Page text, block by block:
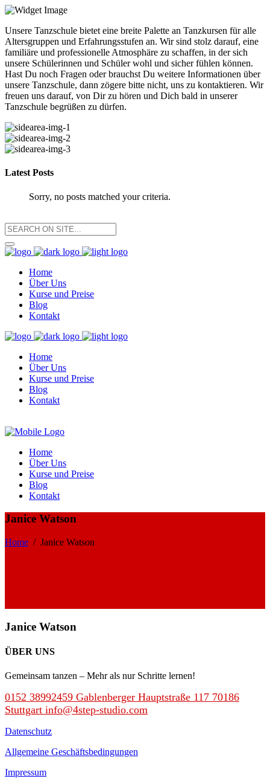
Unsere Tanzschule bietet eine breite Palette an Tanzkursen für alle
Altersgruppen und Erfahrungsstufen an. Wir sind stolz darauf, eine
familiäre und professionelle Atmosphäre zu schaffen, in der sich
unsere Schülerinnen und Schüler wohl und sicher fühlen können.
Hast Du noch Fragen oder brauchst Du weitere Informationen über
unsere Tanzschule, dann zögere bitte nicht, uns zu kontaktieren. Wir
freuen uns darauf, von Dir zu hören und Dich bald in unserer
Tanzschule begrüßen zu dürfen.
Latest Posts
Sorry, no posts matched your criteria.
Home
Über Uns
Kurse und Preise
Blog
Kontakt
Home
Über Uns
Kurse und Preise
Blog
Kontakt
Home
Über Uns
Kurse und Preise
Blog
Kontakt
Janice Watson
Home / Janice Watson
Janice Watson
ÜBER UNS
Gemeinsam tanzen – Mehr als nur Schritte lernen!
0152 38992459 Gablenberger Hauptstraße 117 70186
Stuttgart info@4step-studio.com
Datenschutz
Allgemeine Geschäftsbedingungen
Impressum